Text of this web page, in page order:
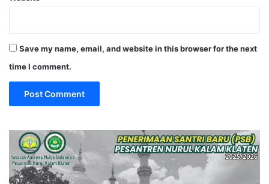
Save my name, email, and website in this browser for the next
time I comment.